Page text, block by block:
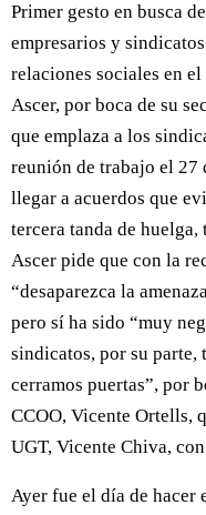
Primer gesto en busca
empresarios y
relaciones sociales en
Ascer, por boca de su
que emplaza a los
reunión de trabajo el 27
llegar a acuerdos que
tercera tanda de huelga,
Ascer pide que con la
“desaparezca la
pero sí ha sido “muy
sindicatos, por su parte,
cerramos puertas”, por
CCOO, Vicente Ortells,
UGT, Vicente Chiva,
Ayer fue el día de hacer